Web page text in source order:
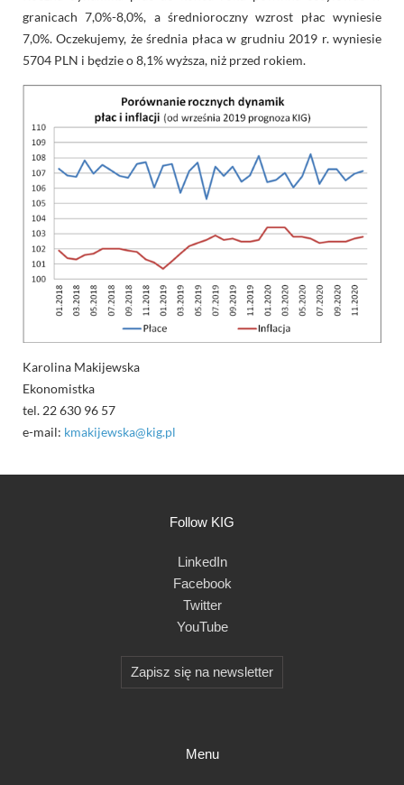
granicach 7,0%-8,0%, a średnioroczny wzrost płac wyniesie
7,0%. Oczekujemy, że średnia płaca w grudniu 2019 r. wyniesie
5704 PLN i będzie o 8,1% wyższa, niż przed rokiem.
Karolina Makijewska
Ekonomistka
tel. 22 630 96 57
e-mail: kmakijewska@kig.pl
Follow KIG
LinkedIn
Facebook
Twitter
YouTube
Zapisz się na newsletter
Menu